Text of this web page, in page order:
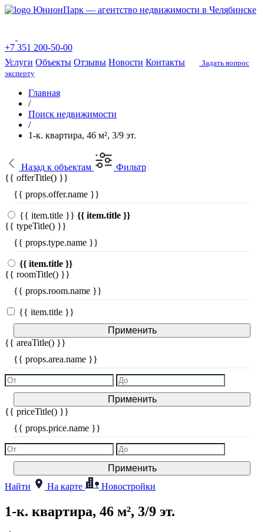
ЮнионПарк — агентство недвижимости в Челябинске
+7 351 200-50-00
Услуги Объекты Отзывы Новости Контакты
Задать вопрос
эксперту
Главная
/
Поиск недвижимости
/
1-к. квартира, 46 м², 3/9 эт.
Назад к объектам
Фильтр
{{ offerTitle() }}
{{ props.offer.name }}
{{ item.title }} {{ item.title }}
{{ typeTitle() }}
{{ props.type.name }}
{{ item.title }}
{{ roomTitle() }}
{{ props.room.name }}
{{ item.title }}
Применить
{{ areaTitle() }}
{{ props.area.name }}
Применить
{{ priceTitle() }}
{{ props.price.name }}
Применить
Найти
На карте Новостройки
1-к. квартира, 46 м², 3/9 эт.